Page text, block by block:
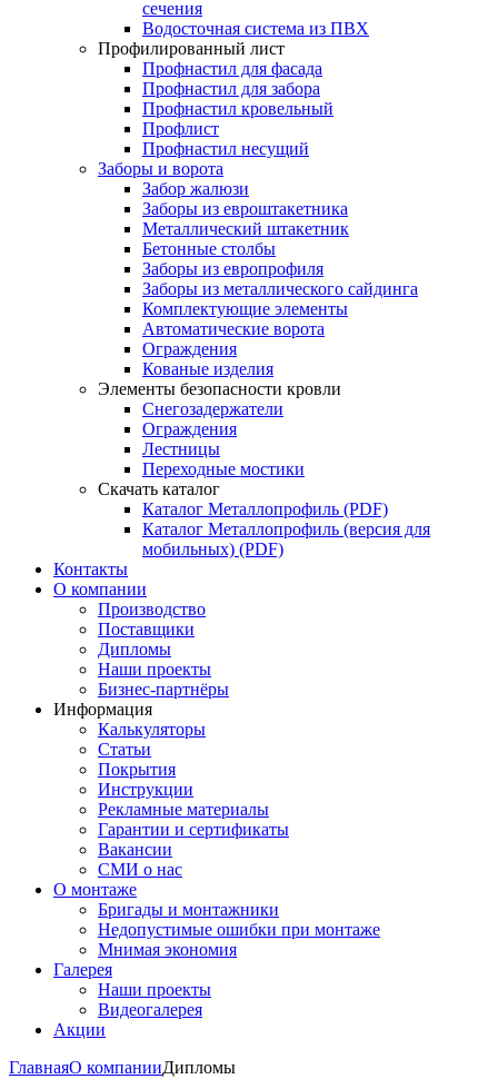
сечения
Водосточная система из ПВХ
Профилированный лист
Профнастил для фасада
Профнастил для забора
Профнастил кровельный
Профлист
Профнастил несущий
Заборы и ворота
Забор жалюзи
Заборы из евроштакетника
Металлический штакетник
Бетонные столбы
Заборы из европрофиля
Заборы из металлического сайдинга
Комплектующие элементы
Автоматические ворота
Ограждения
Кованые изделия
Элементы безопасности кровли
Снегозадержатели
Ограждения
Лестницы
Переходные мостики
Скачать каталог
Каталог Металлопрофиль (PDF)
Каталог Металлопрофиль (версия для
мобильных) (PDF)
Контакты
О компании
Производство
Поставщики
Дипломы
Наши проекты
Бизнес-партнёры
Информация
Калькуляторы
Статьи
Покрытия
Инструкции
Рекламные материалы
Гарантии и сертификаты
Вакансии
СМИ о нас
О монтаже
Бригады и монтажники
Недопустимые ошибки при монтаже
Мнимая экономия
Галерея
Наши проекты
Видеогалерея
Акции
ГлавнаяО компанииДипломы